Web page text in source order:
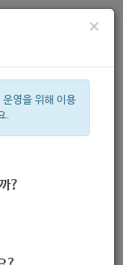
×
영을 위해 이용
.
?